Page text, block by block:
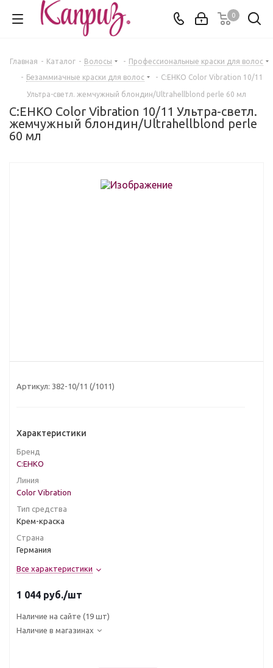
0
Главная - Каталог - Волосы - Профессиональные краски для волос
- Безаммиачные краски для волос - C:EHKO Color Vibration 10/11
Ультра-светл. жемчужный блондин/Ultrahellblond perle 60 мл
C:EHKO Color Vibration 10/11 Ультра-светл.
жемчужный блондин/Ultrahellblond perle
60 мл
Артикул: 382-10/11 (/1011)
Характеристики
Бренд
C:EHKO
Линия
Color Vibration
Тип средства
Крем-краска
Страна
Германия
Все характеристики
1 044 руб./шт
Наличие на сайте (19 шт)
Наличие в магазинах